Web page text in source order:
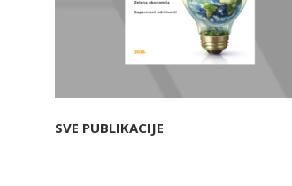
SVE PUBLIKACIJE